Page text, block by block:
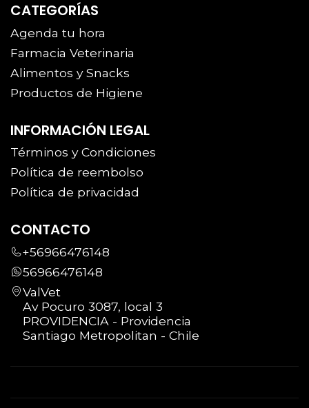
CATEGORÍAS
Agenda tu hora
Farmacia Veterinaria
Alimentos y Snacks
Productos de Higiene
INFORMACIÓN LEGAL
Términos y Condiciones
Política de reembolso
Política de privacidad
CONTACTO
+56966476148
56966476148
ValVet
Av Pocuro 3087, local 3
PROVIDENCIA - Providencia
Santiago Metropolitan - Chile